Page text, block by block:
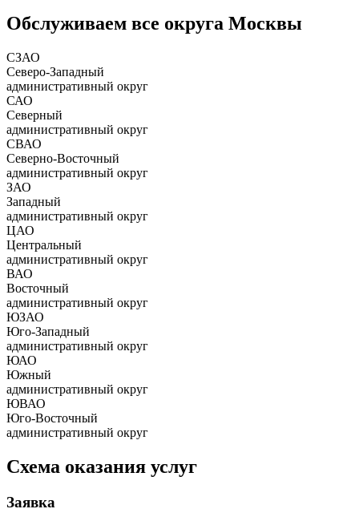
Обслуживаем все округа Москвы
СЗАО
Северо-Западный
административный округ
САО
Северный
административный округ
СВАО
Северно-Восточный
административный округ
ЗАО
Западный
административный округ
ЦАО
Центральный
административный округ
ВАО
Восточный
административный округ
ЮЗАО
Юго-Западный
административный округ
ЮАО
Южный
административный округ
ЮВАО
Юго-Восточный
административный округ
Схема оказания услуг
Заявка